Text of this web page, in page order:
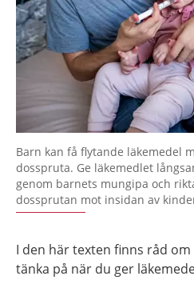
Barn kan få flytande läkemedel
dosspruta. Ge läkemedlet
genom barnets mungipa och
dossprutan mot insidan av
I den här texten finns råd
tänka på när du ger